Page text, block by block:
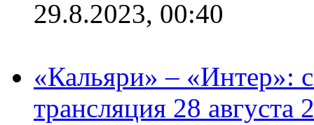
29.8.2023, 00:40
«Кальяри» – «Интер»:
трансляция 28 августа